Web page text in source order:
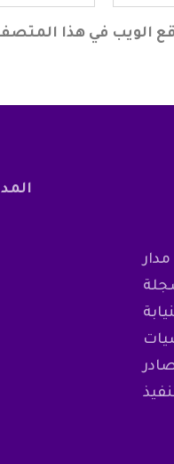
الويب في هذا
الظهير الشريف رقم 122.16.1 الصادر
الموافق ل 10 غشت 2016 بتنفيذ